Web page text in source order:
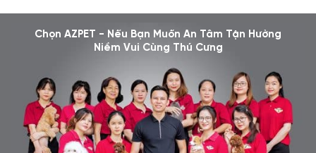
Chọn AZPET - Nếu Bạn Muốn An Tâm Tận Hưởng
Niềm Vui Cùng Thú Cưng